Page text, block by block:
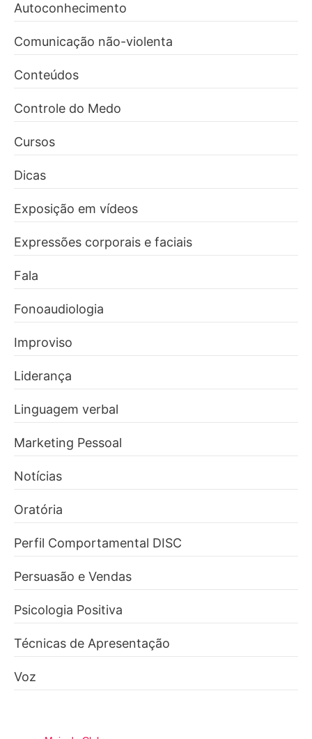
Autoconhecimento
Comunicação não-violenta
Conteúdos
Controle do Medo
Cursos
Dicas
Exposição em vídeos
Expressões corporais e faciais
Fala
Fonoaudiologia
Improviso
Liderança
Linguagem verbal
Marketing Pessoal
Notícias
Oratória
Perfil Comportamental DISC
Persuasão e Vendas
Psicologia Positiva
Técnicas de Apresentação
Voz